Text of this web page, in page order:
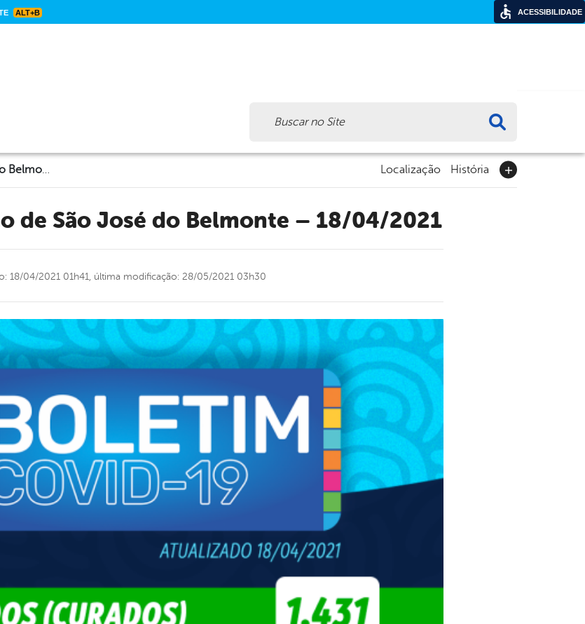
ALT+B
Boletim de vacinação de São José do Belmonte – 18/04/2021 Localização História
de São José do Belmonte – 18/04/2021
18/04/2021 01h41, última modificação: 28/05/2021 03h30
ACESSIBILIDADE